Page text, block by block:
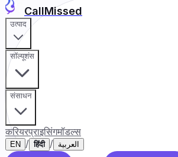
CallMissed
उत्पाद
सॉल्यूशंस
संसाधन
करियरप्राइसिंगमॉडल्स
EN / हिंदी / العربية